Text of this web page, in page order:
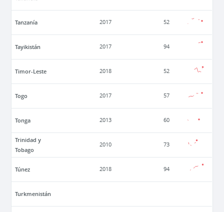
Tanzanía 2017 52
Tayikistán 2017 94
Timor-Leste 2018 52
Togo 2017 57
Tonga 2013 60
Trinidad y
Tobago
2010 73
Túnez 2018 94
Turkmenistán